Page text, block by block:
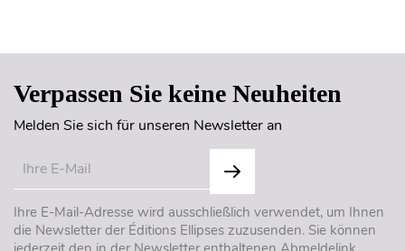
Verpassen Sie keine Neuheiten
Melden Sie sich für unseren Newsletter an
Ihre E-Mail-Adresse wird ausschließlich verwendet, um Ihnen
die Newsletter der Éditions Ellipses zuzusenden. Sie können